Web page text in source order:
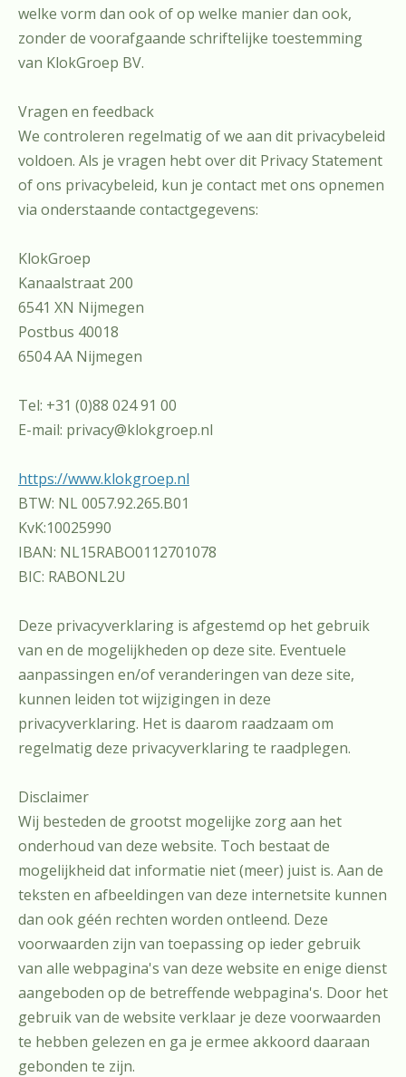
welke vorm dan ook of op welke manier dan ook,
zonder de voorafgaande schriftelijke toestemming
van KlokGroep BV.
Vragen en feedback
We controleren regelmatig of we aan dit privacybeleid
voldoen. Als je vragen hebt over dit Privacy Statement
of ons privacybeleid, kun je contact met ons opnemen
via onderstaande contactgegevens:
KlokGroep
Kanaalstraat 200
6541 XN Nijmegen
Postbus 40018
6504 AA Nijmegen
Tel: +31 (0)88 024 91 00
E-mail: privacy@klokgroep.nl
https://www.klokgroep.nl
BTW: NL 0057.92.265.B01
KvK:10025990
IBAN: NL15RABO0112701078
BIC: RABONL2U
Deze privacyverklaring is afgestemd op het gebruik
van en de mogelijkheden op deze site. Eventuele
aanpassingen en/of veranderingen van deze site,
kunnen leiden tot wijzigingen in deze
privacyverklaring. Het is daarom raadzaam om
regelmatig deze privacyverklaring te raadplegen.
Disclaimer
Wij besteden de grootst mogelijke zorg aan het
onderhoud van deze website. Toch bestaat de
mogelijkheid dat informatie niet (meer) juist is. Aan de
teksten en afbeeldingen van deze internetsite kunnen
dan ook géén rechten worden ontleend. Deze
voorwaarden zijn van toepassing op ieder gebruik
van alle webpagina's van deze website en enige dienst
aangeboden op de betreffende webpagina's. Door het
gebruik van de website verklaar je deze voorwaarden
te hebben gelezen en ga je ermee akkoord daaraan
gebonden te zijn.